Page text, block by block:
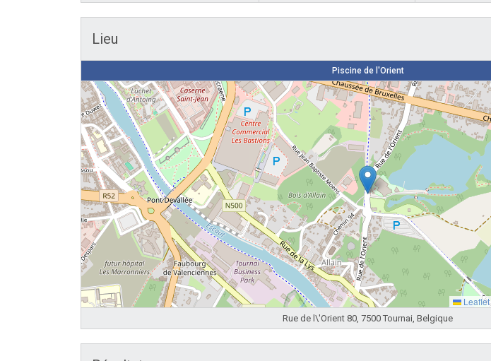
Lieu
Piscine de l'Orient
Leaflet
Rue de l\'Orient 80, 7500 Tournai, Belgique